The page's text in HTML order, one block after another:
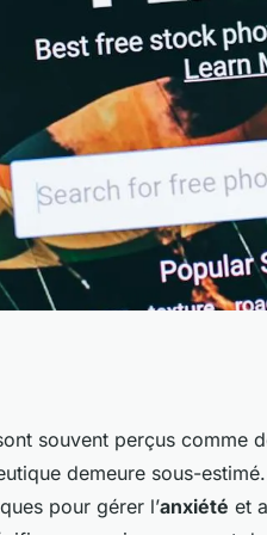
rôle
de
souvent perçus comme
demeure sous-
pour gérer l’anxiété et